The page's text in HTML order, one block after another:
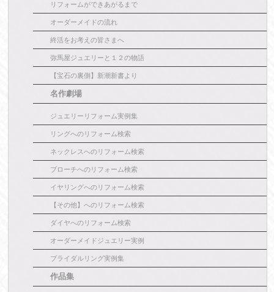
リフォームができあがるまで
オーダーメイドの流れ
終活をお考えの皆さまへ
弥馬屋ジュエリーと１２の物語
【宝石の裏側】新潮新書より
名作劇場
ジュエリーリフォーム実例集
リングへのリフォーム検索
ネックレスへのリフォーム検索
ブローチへのリフォーム検索
イヤリングへのリフォーム検索
【その他】へのリフォーム検索
ダイヤへのリフォーム検索
オーダーメイドジュエリー実例
ブライダルリング実例集
作品集